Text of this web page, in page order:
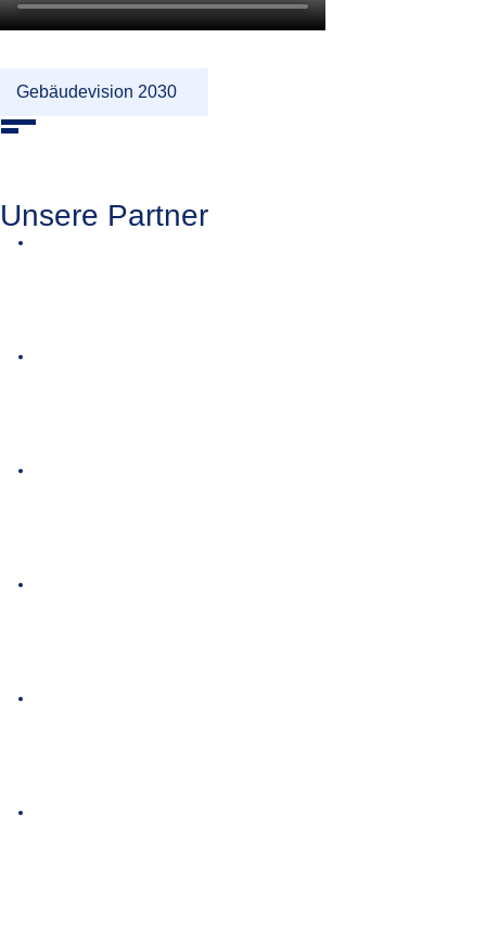
Gebäudevision 2030
Unsere Partner